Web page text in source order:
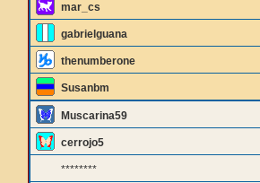
mar_cs
gabrielguana
thenumberone
Susanbm
Muscarina59
cerrojo5
********